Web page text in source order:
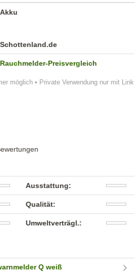
möglich • Private Verwendung nur mit Link
Akku
Schottenland.de
Rauchmelder-Preisvergleich
Ausstattung:
Qualität:
Umweltverträgl.:
Q weiß